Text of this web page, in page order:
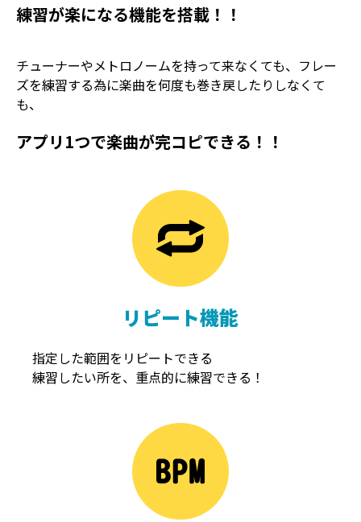
練習が楽になる機能を搭載！！
チューナーやメトロノームを持って来なくても、フレー
ズを練習する為に楽曲を何度も巻き戻したりしなくて
も、
アプリ1つで楽曲が完コピできる！！
リピート機能
指定した範囲をリピートできる
練習したい所を、重点的に練習できる！